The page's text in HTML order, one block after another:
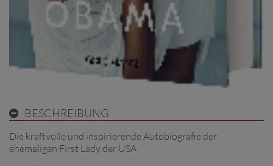
BESCHREIBUNG
Die kraftvolle und inspirierende Autobiografie der
ehemaligen First Lady der USA